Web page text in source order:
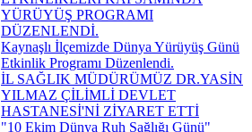
YÜRÜYÜŞ PROGRAMI
DÜZENLENDİ.
Kaynaşlı İlçemizde Dünya Yürüyüş Günü
Etkinlik Programı Düzenlendi.
İL SAĞLIK MÜDÜRÜMÜZ DR.YASİN
YILMAZ ÇİLİMLİ DEVLET
HASTANESİ'Nİ ZİYARET ETTİ
"10 Ekim Dünya Ruh Sağlığı Günü"